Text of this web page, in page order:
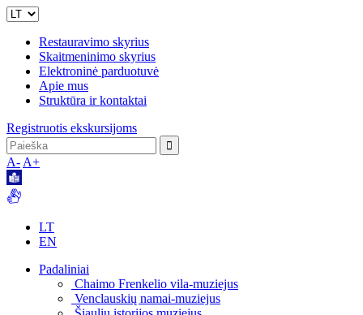
Restauravimo skyrius
Skaitmeninimo skyrius
Elektroninė parduotuvė
Apie mus
Struktūra ir kontaktai
Registruotis ekskursijoms
A- A+
LT
EN
Padaliniai
Chaimo Frenkelio vila-muziejus
Venclauskių namai-muziejus